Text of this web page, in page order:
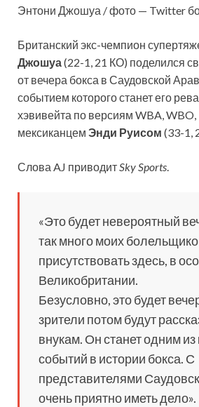
Энтони Джошуа / фото — Twitter
Британский экс-чемпион
Джошуа(22-1, 21 КО) поделился
от вечера бокса в Саудовской
событием которого станет его
хэвивейта по версиям WBA, WBO,
мексиканцем Энди Руисом (33-1,
Слова AJ приводитSky Sports.
«Это будет невероятный
так много моих
присутствовать здесь, в
Великобритании.
Безусловно, это будет
зрители потом будут
внукам. Он станет одним из
событий в истории бокса. С
представителями
очень приятно иметь дело».